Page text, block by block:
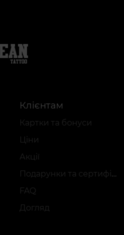
Клієнтам
Картки та бонуси
Ціни
Акції
Подарунки та сертифікати
FAQ
Догляд